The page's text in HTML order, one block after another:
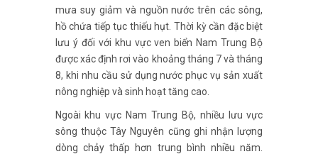
mưa suy giảm và nguồn nước trên các sông,
hồ chứa tiếp tục thiếu hụt. Thời kỳ cần đặc biệt
lưu ý đối với khu vực ven biển Nam Trung Bộ
được xác định rơi vào khoảng tháng 7 và tháng
8, khi nhu cầu sử dụng nước phục vụ sản xuất
nông nghiệp và sinh hoạt tăng cao.
Ngoài khu vực Nam Trung Bộ, nhiều lưu vực
sông thuộc Tây Nguyên cũng ghi nhận lượng
dòng chảy thấp hơn trung bình nhiều năm.